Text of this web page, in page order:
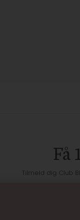
Få
Tilmeld dig Club